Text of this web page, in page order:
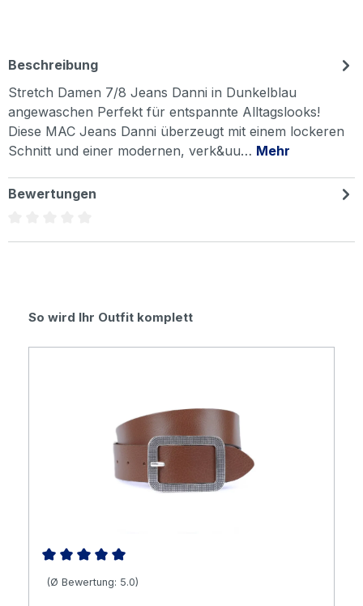
Beschreibung
Stretch Damen 7/8 Jeans Danni in Dunkelblau
angewaschen Perfekt für entspannte Alltagslooks!
Diese MAC Jeans Danni überzeugt mit einem lockeren
Schnitt und einer modernen, verk&uu… Mehr
Bewertungen
Produktgalerie überspringen
So wird Ihr Outfit komplett
Durchschnittliche Bewertung von 5 von 5 Sternen
(Ø Bewertung: 5.0)